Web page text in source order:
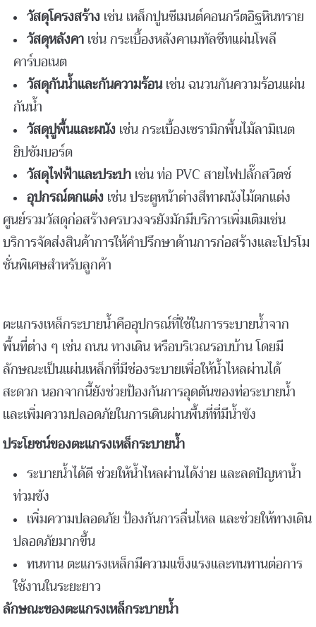
วัสดุโครงสร้างเช่น เหล็กปูนซีเมนต์คอนกรีตอิฐหินทราย
วัสดุหลังคาเช่น กระเบื้องหลังคาเมทัลชีทแผ่นโพลี
คาร์บอเนต
วัสดุกันน้ำและกันความร้อนเช่น ฉนวนกันความร้อนแผ่น
กันน้ำ
วัสดุปูพื้นและผนังเช่น กระเบื้องเซรามิกพื้นไม้ลามิเนต
ยิปซัมบอร์ด
วัสดุไฟฟ้าและประปาเช่น ท่อ PVC สายไฟปลั๊กสวิตช์
อุปกรณ์ตกแต่งเช่น ประตูหน้าต่างสีทาผนังไม้ตกแต่ง
ศูนย์รวมวัสดุก่อสร้างครบวงจรยังมักมีบริการเพิ่มเติมเช่น
บริการจัดส่งสินค้าการให้คำปรึกษาด้านการก่อสร้างและโปรโม
ชั่นพิเศษสำหรับลูกค้า
ตะแกรงเหล็กระบายน้ำคืออุปกรณ์ที่ใช้ในการระบายน้ำจาก
พื้นที่ต่าง ๆ เช่น ถนน ทางเดิน หรือบริเวณรอบบ้าน โดยมี
ลักษณะเป็นแผ่นเหล็กที่มีช่องระบายเพื่อให้น้ำไหลผ่านได้
สะดวก นอกจากนี้ยังช่วยป้องกันการอุดตันของท่อระบายน้ำ
และเพิ่มความปลอดภัยในการเดินผ่านพื้นที่ที่มีน้ำขัง
ประโยชน์ของตะแกรงเหล็กระบายน้ำ
ระบายน้ำได้ดี ช่วยให้น้ำไหลผ่านได้ง่าย และลดปัญหาน้ำ
ท่วมขัง
เพิ่มความปลอดภัย ป้องกันการลื่นไหล และช่วยให้ทางเดิน
ปลอดภัยมากขึ้น
ทนทาน ตะแกรงเหล็กมีความแข็งแรงและทนทานต่อการ
ใช้งานในระยะยาว
ลักษณะของตะแกรงเหล็กระบายน้ำ